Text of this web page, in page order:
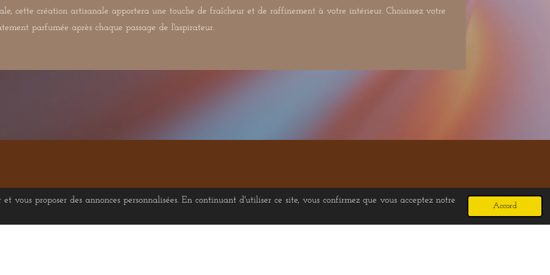
vous proposer des annonces personnalisées. En continuant d'utiliser ce site, vous confirmez que vous acceptez notre
Accord
cette création artisanale apportera une touche de fraîcheur et de raffinement à votre intérieur. Choisissez votre
parfumée après chaque passage de l'aspirateur.